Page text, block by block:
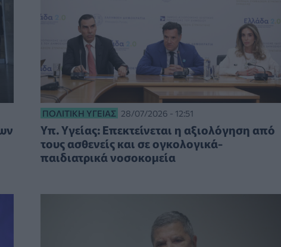
ΠΟΛΙΤΙΚΉ ΥΓΕΊΑΣ 28/07/2026 - 12:51
Υπ. Υγείας: Επεκτείνεται η αξιολόγηση από
τους ασθενείς και σε ογκολογικά-
παιδιατρικά νοσοκομεία